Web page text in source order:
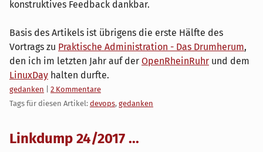
konstruktives Feedback dankbar.
Basis des Artikels ist übrigens die erste Hälfte des
Vortrags zu Praktische Administration - Das Drumherum,
den ich im letzten Jahr auf der OpenRheinRuhr und dem
LinuxDay halten durfte.
Kategorien:
gedanken
2 Kommentare
Tags für diesen Artikel: devops, gedanken
Linkdump 24/2017 ...